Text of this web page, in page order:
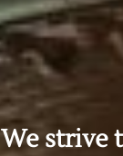
We strive